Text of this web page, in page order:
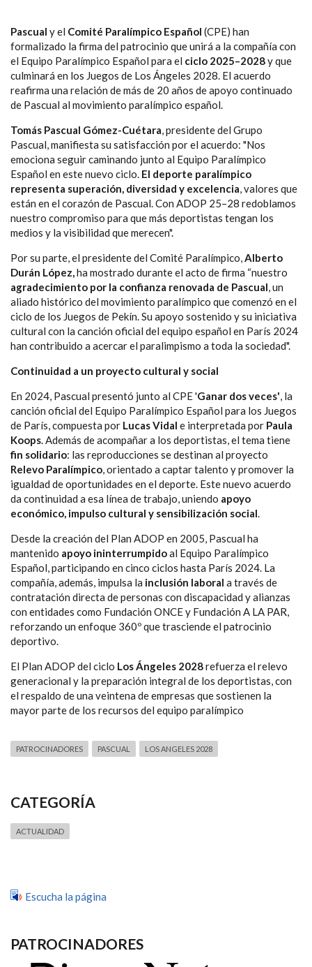
Pascual y el Comité Paralímpico Español (CPE) han
formalizado la firma del patrocinio que unirá a la compañía con
el Equipo Paralímpico Español para el ciclo 2025–2028y que
culminará en los Juegos de Los Ángeles 2028. El acuerdo
reafirma una relación de más de 20 años de apoyo continuado
de Pascual al movimiento paralímpico español.
Tomás Pascual Gómez-Cuétara, presidente del Grupo
Pascual, manifiesta su satisfacción por el acuerdo: "Nos
emociona seguir caminando junto al Equipo Paralímpico
Español en este nuevo ciclo. El deporte paralímpico
representa superación, diversidad y excelencia, valores que
están en el corazón de Pascual. Con ADOP 25–28 redoblamos
nuestro compromiso para que más deportistas tengan los
medios y la visibilidad que merecen".
Por su parte, el presidente del Comité Paralímpico,Alberto
Durán López,ha mostrado durante el acto de firma “nuestro
agradecimiento por la confianza renovada de Pascual, un
aliado histórico del movimiento paralímpico que comenzó en el
ciclo de los Juegos de Pekín. Su apoyo sostenido y su iniciativa
cultural con la canción oficial del equipo español en París 2024
han contribuido a acercar el paralimpismo a toda la sociedad".
Continuidad a un proyecto cultural y social
En 2024, Pascual presentó junto al CPE 'Ganar dos veces', la
canción oficial del Equipo Paralímpico Español para los Juegos
de París, compuesta por Lucas Vidal e interpretada por Paula
Koops. Además de acompañar a los deportistas, el tema tiene
fin solidario: las reproducciones se destinan al proyecto
Relevo Paralímpico, orientado a captar talento y promover la
igualdad de oportunidades en el deporte. Este nuevo acuerdo
da continuidad a esa línea de trabajo, uniendo apoyo
económico, impulso cultural y sensibilización social.
Desde la creación del Plan ADOP en 2005, Pascual ha
mantenido apoyo ininterrumpidoal Equipo Paralímpico
Español, participando en cinco ciclos hasta París 2024. La
compañía, además, impulsa la inclusión laboral a través de
contratación directa de personas con discapacidad y alianzas
con entidades como Fundación ONCE y Fundación A LA PAR,
reforzando un enfoque 360º que trasciende el patrocinio
deportivo.
El Plan ADOP del ciclo Los Ángeles 2028refuerza el relevo
generacional y la preparación integral de los deportistas, con
el respaldo de una veintena de empresas que sostienen la
mayor parte de los recursos del equipo paralímpico
PATROCINADORES PASCUAL LOS ANGELES 2028
CATEGORÍA
ACTUALIDAD
Escucha la página
PATROCINADORES